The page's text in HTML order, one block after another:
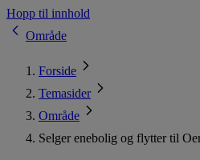
Hopp til innhold
Område
Forside
Temasider
Område
Selger enebolig og flytter til